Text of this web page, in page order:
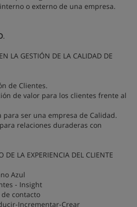
o externo de una empresa.
.
LA GESTIÓN DE LA CALIDAD DE
de Clientes.
de valor para los clientes frente al
para ser una empresa de Calidad.
relaciones duraderas con
DE LA EXPERIENCIA DEL CLIENTE
Azul
- Insight
contacto
Incrementar-Crear